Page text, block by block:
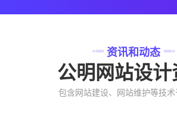
资讯和动态
公明网站设计
包含网站建设、网站维护等技